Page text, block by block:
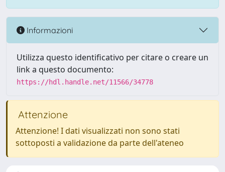
Informazioni
Utilizza questo identificativo per citare o creare un
link a questo documento:
https://hdl.handle.net/11566/34778
Attenzione
Attenzione! I dati visualizzati non sono stati
sottoposti a validazione da parte dell'ateneo